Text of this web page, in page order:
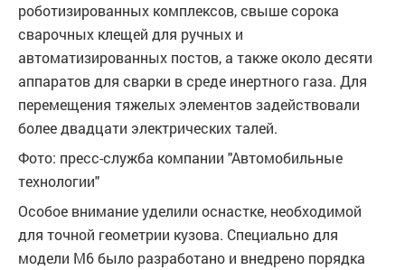
роботизированных комплексов, свыше сорока
сварочных клещей для ручных и
автоматизированных постов, а также около десяти
аппаратов для сварки в среде инертного газа. Для
перемещения тяжелых элементов задействовали
более двадцати электрических талей.
Фото: пресс-служба компании "Автомобильные
технологии"
Особое внимание уделили оснастке, необходимой
для точной геометрии кузова. Специально для
модели M6 было разработано и внедрено порядка